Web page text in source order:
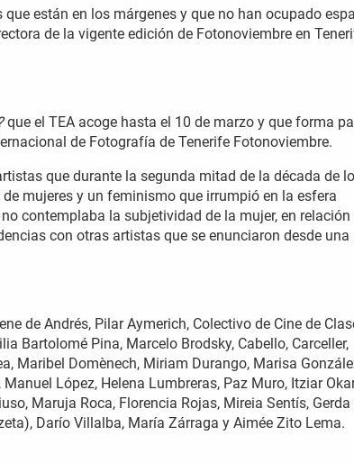
están en los márgenes y que no han ocupado
de la vigente edición de Fotonoviembre en
que el TEA acoge hasta el 10 de marzo y que forma
de Fotografía de Tenerife Fotonoviembre.
que durante la segunda mitad de la década de
mujeres y un feminismo que irrumpió en la esfera
contemplaba la subjetividad de la mujer, en relación
con otras artistas que se enunciaron desde una
de Andrés, Pilar Aymerich, Colectivo de Cine de
Bartolomé Pina, Marcelo Brodsky, Cabello, Carceller,
Maribel Domènech, Miriam Durango, Marisa
López, Helena Lumbreras, Paz Muro, Itziar
Maruja Roca, Florencia Rojas, Mireia Sentís, Gerda
Darío Villalba, María Zárraga y Aimée Zito Lema.